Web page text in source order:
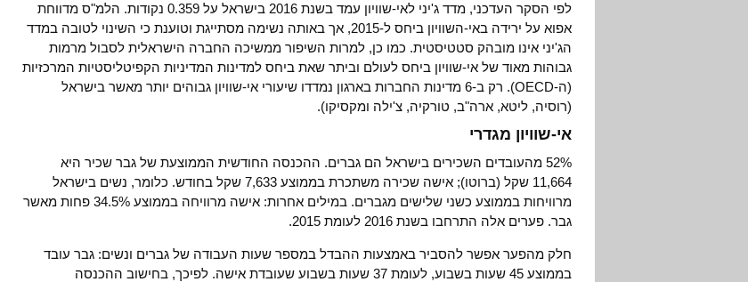
לפי הסקר העדכני, מדד ג'יני לאי-שוויון עמד בשנת 2016 בישראל על 0.359 נקודות. הלמ"ס מדווחת
אפוא על ירידה באי-השוויון ביחס ל-2015, אך באותה נשימה מסתייגת וטוענת כי השינוי לטובה במדד
הג'יני אינו מובהק סטטיסטית. כמו כן, למרות השיפור ממשיכה החברה הישראלית לסבול מרמות
גבוהות מאוד של אי-שוויון ביחס לעולם וביתר שאת ביחס למדינות המדיניות הקפיטליסטיות המרכזיות
(ה-OECD). רק ב-6 מדינות החברות בארגון נמדדו שיעורי אי-שוויון גבוהים יותר מאשר בישראל
(רוסיה, ליטא, ארה"ב, טורקיה, צ'ילה ומקסיקו).
אי-שוויון מגדרי
52% מהעובדים השכירים בישראל הם גברים. ההכנסה החודשית הממוצעת של גבר שכיר היא
11,664 שקל (ברוטו); אישה שכירה משתכרת בממוצע 7,633 שקל בחודש. כלומר, נשים בישראל
מרוויחות בממוצע כשני שלישים מגברים. במילים אחרות: אישה מרוויחה בממוצע 34.5% פחות מאשר
גבר. פערים אלה התרחבו בשנת 2016 לעומת 2015.
חלק מהפער אפשר להסביר באמצעות ההבדל במספר שעות העבודה של גברים ונשים: גבר עובד
בממוצע 45 שעות בשבוע, לעומת 37 שעות בשבוע שעובדת אישה. לפיכך, בחישוב ההכנסה